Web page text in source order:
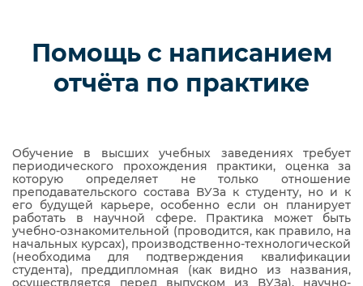
Помощь с написанием
отчёта по практике
Обучение в высших учебных заведениях требует
периодического прохождения практики, оценка за
которую определяет не только отношение
преподавательского состава ВУЗа к студенту, но и к
его будущей карьере, особенно если он планирует
работать в научной сфере. Практика может быть
учебно-ознакомительной (проводится, как правило, на
начальных курсах), производственно-технологической
(необходима для подтверждения квалификации
студента), преддипломная (как видно из названия,
осуществляется перед выпуском из ВУЗа), научно-